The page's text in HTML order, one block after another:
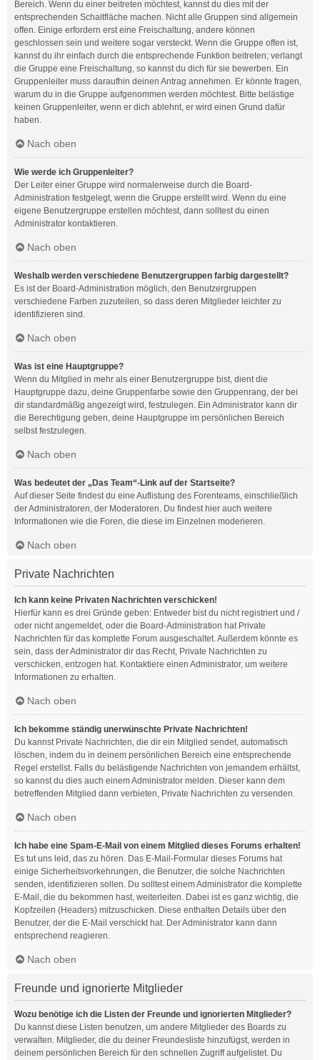
Bereich. Wenn du einer beitreten möchtest, kannst du dies mit der
entsprechenden Schaltfläche machen. Nicht alle Gruppen sind allgemein
offen. Einige erfordern erst eine Freischaltung, andere können
geschlossen sein und weitere sogar versteckt. Wenn die Gruppe offen ist,
kannst du ihr einfach durch die entsprechende Funktion beitreten; verlangt
die Gruppe eine Freischaltung, so kannst du dich für sie bewerben. Ein
Gruppenleiter muss daraufhin deinen Antrag annehmen. Er könnte fragen,
warum du in die Gruppe aufgenommen werden möchtest. Bitte belästige
keinen Gruppenleiter, wenn er dich ablehnt, er wird einen Grund dafür
haben.
Nach oben
Wie werde ich Gruppenleiter?
Der Leiter einer Gruppe wird normalerweise durch die Board-
Administration festgelegt, wenn die Gruppe erstellt wird. Wenn du eine
eigene Benutzergruppe erstellen möchtest, dann solltest du einen
Administrator kontaktieren.
Nach oben
Weshalb werden verschiedene Benutzergruppen farbig dargestellt?
Es ist der Board-Administration möglich, den Benutzergruppen
verschiedene Farben zuzuteilen, so dass deren Mitglieder leichter zu
identifizieren sind.
Nach oben
Was ist eine Hauptgruppe?
Wenn du Mitglied in mehr als einer Benutzergruppe bist, dient die
Hauptgruppe dazu, deine Gruppenfarbe sowie den Gruppenrang, der bei
dir standardmäßig angezeigt wird, festzulegen. Ein Administrator kann dir
die Berechtigung geben, deine Hauptgruppe im persönlichen Bereich
selbst festzulegen.
Nach oben
Was bedeutet der „Das Team“-Link auf der Startseite?
Auf dieser Seite findest du eine Auflistung des Forenteams, einschließlich
der Administratoren, der Moderatoren. Du findest hier auch weitere
Informationen wie die Foren, die diese im Einzelnen moderieren.
Nach oben
Private Nachrichten
Ich kann keine Privaten Nachrichten verschicken!
Hierfür kann es drei Gründe geben: Entweder bist du nicht registriert und /
oder nicht angemeldet, oder die Board-Administration hat Private
Nachrichten für das komplette Forum ausgeschaltet. Außerdem könnte es
sein, dass der Administrator dir das Recht, Private Nachrichten zu
verschicken, entzogen hat. Kontaktiere einen Administrator, um weitere
Informationen zu erhalten.
Nach oben
Ich bekomme ständig unerwünschte Private Nachrichten!
Du kannst Private Nachrichten, die dir ein Mitglied sendet, automatisch
löschen, indem du in deinem persönlichen Bereich eine entsprechende
Regel erstellst. Falls du belästigende Nachrichten von jemandem erhältst,
so kannst du dies auch einem Administrator melden. Dieser kann dem
betreffenden Mitglied dann verbieten, Private Nachrichten zu versenden.
Nach oben
Ich habe eine Spam-E-Mail von einem Mitglied dieses Forums erhalten!
Es tut uns leid, das zu hören. Das E-Mail-Formular dieses Forums hat
einige Sicherheitsvorkehrungen, die Benutzer, die solche Nachrichten
senden, identifizieren sollen. Du solltest einem Administrator die komplette
E-Mail, die du bekommen hast, weiterleiten. Dabei ist es ganz wichtig, die
Kopfzeilen (Headers) mitzuschicken. Diese enthalten Details über den
Benutzer, der die E-Mail verschickt hat. Der Administrator kann dann
entsprechend reagieren.
Nach oben
Freunde und ignorierte Mitglieder
Wozu benötige ich die Listen der Freunde und ignorierten Mitglieder?
Du kannst diese Listen benutzen, um andere Mitglieder des Boards zu
verwalten. Mitglieder, die du deiner Freundesliste hinzufügst, werden in
deinem persönlichen Bereich für den schnellen Zugriff aufgelistet. Du